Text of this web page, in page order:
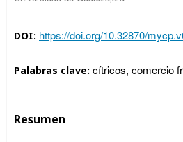
DOI: https://doi.org/10.32870/
Palabras clave: cítricos, comercio
Resumen